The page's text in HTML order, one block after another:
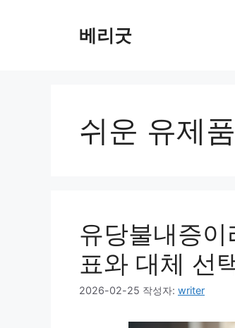
베리굿
쉬운 유제
유당불내증
표와 대체 선
2026-02-25 작성자: writer